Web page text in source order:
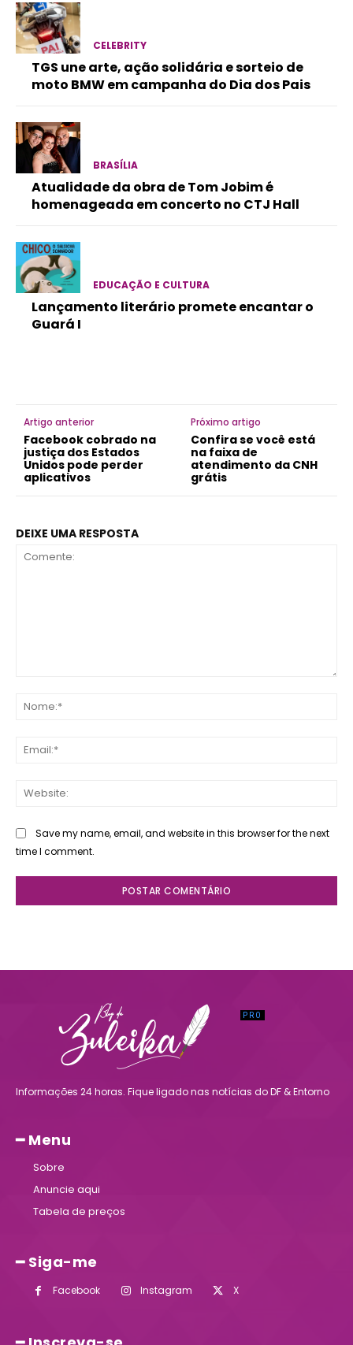
CELEBRITY
TGS une arte, ação solidária e sorteio de
moto BMW em campanha do Dia dos Pais
BRASÍLIA
Atualidade da obra de Tom Jobim é
homenageada em concerto no CTJ Hall
EDUCAÇÃO E CULTURA
Lançamento literário promete encantar o
Guará I
Artigo anterior
Facebook cobrado na
justiça dos Estados
Unidos pode perder
aplicativos
Próximo artigo
Confira se você está
na faixa de
atendimento da CNH
grátis
DEIXE UMA RESPOSTA
Save my name, email, and website in this browser for the next
time I comment.
Informações 24 horas. Fique ligado nas notícias do DF & Entorno
━ Menu
Sobre
Anuncie aqui
Tabela de preços
━ Siga-me
Facebook Instagram X